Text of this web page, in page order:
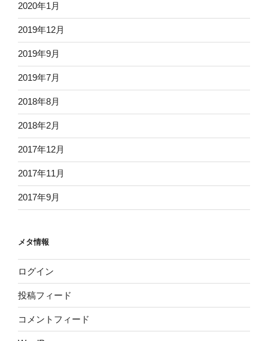
2020年1月
2019年12月
2019年9月
2019年7月
2018年8月
2018年2月
2017年12月
2017年11月
2017年9月
メタ情報
ログイン
投稿フィード
コメントフィード